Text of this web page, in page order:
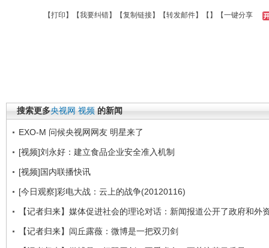
【打印 】【我要纠错】【复制链接】【转发邮件】【 】 【一键分享
搜索更多央视网 视频 的新闻
EXO-M 问候央视网网友 明星来了
[视频]刘永好：建立食品企业安全准入机制
[视频]国内联播快讯
[今日观察]彩电大战：云上的战争(20120116)
【记者归来】媒体促进社会的理论对话：新闻报道公开了政府和外
【记者归来】闾丘露薇：微博是一把双刃剑